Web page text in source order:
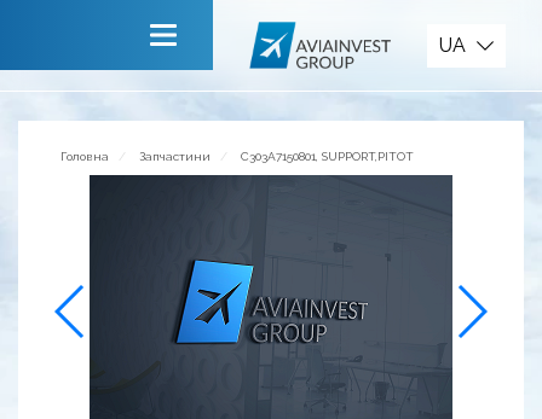
Зворотній зв’язок
UA
Головна Запчастини C303A7150801, SUPPORT,PITOT